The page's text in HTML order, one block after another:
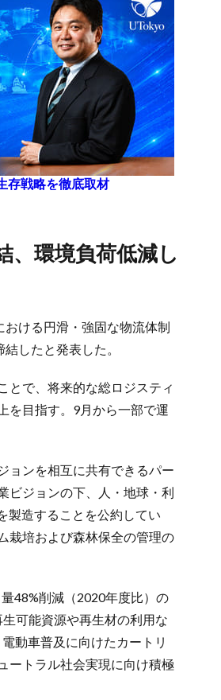
存戦略を徹底取材
ける円滑・強固な物流体制
したと発表した。
とで、将来的な総ロジスティ
を目指す。9月から一部で運
ョンを相互に共有できるパー
ビジョンの下、人・地球・利
製造することを公約してい
栽培および森林保全の管理の
48%削減（2020年度比）の
可能資源や再生材の利用な
動車普及に向けたカートリ
ートラル社会実現に向け積極